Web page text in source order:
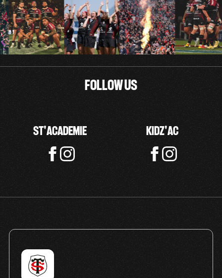
Bib size on the date of the camp
Additional bib (+ 30,00 €)(optionnel)
Cancellation guarantee
FOLLOW US
ST'ACADEMIE KIDZ'AC